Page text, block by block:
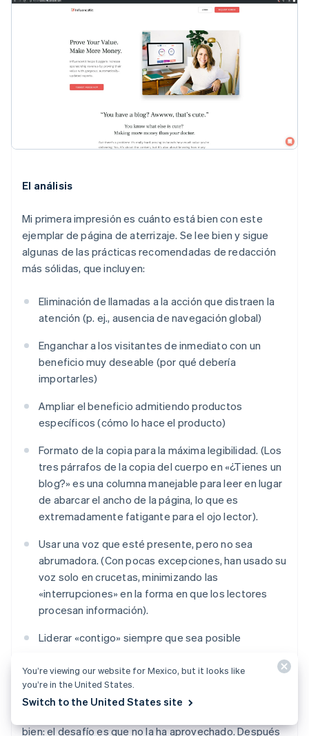
El análisis
Mi primera impresión es cuánto estábien con este
ejemplar de página de aterrizaje. Se lee bien y sigue
algunas de las prácticas recomendadas de redacción
más sólidas, que incluyen:
Eliminación de llamadas a la acción que distraen la
atención (p. ej., ausencia de navegación global)
Enganchar a los visitantes de inmediato con un
beneficio muy deseable (por qué debería
importarles)
Ampliar el beneficio admitiendo productos
específicos (cómo lo hace el producto)
Formato de la copia para la máxima legibilidad. (Los
tres párrafos de la copia del cuerpo en «¿Tienes un
blog?» es una columna manejable para leer en lugar
de abarcar el ancho de la página, lo que es
extremadamente fatigante para el ojo lector).
Usar una voz que esté presente, pero no sea
abrumadora. (Con pocas excepciones, han usado su
voz solo en crucetas, minimizando las
«interrupciones» en la forma en que los lectores
procesan información).
Liderar «contigo» siempre que sea posible
Hacer que las frases sean cortas y fáciles de
consumir
bien: el desafío es que no la ha aprovechado. Después
You’re viewing our website for Mexico, but it looks like
you’re in the United States.
Switch to the United States site